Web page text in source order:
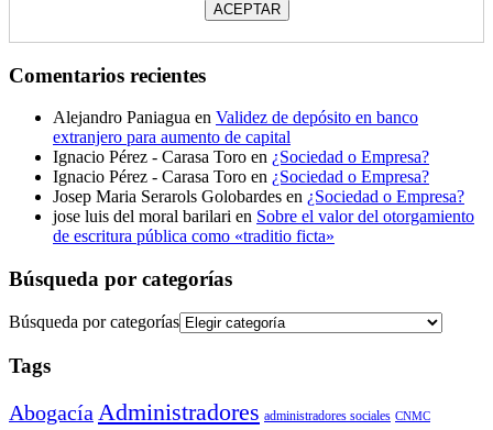
Comentarios recientes
Alejandro Paniagua en Validez de depósito en banco
extranjero para aumento de capital
Ignacio Pérez - Carasa Toro en ¿Sociedad o Empresa?
Ignacio Pérez - Carasa Toro en ¿Sociedad o Empresa?
Josep Maria Serarols Golobardes en ¿Sociedad o Empresa?
jose luis del moral barilari en Sobre el valor del otorgamiento
de escritura pública como «traditio ficta»
Búsqueda por categorías
Búsqueda por categorías
Tags
Abogacía Administradores administradores sociales CNMC